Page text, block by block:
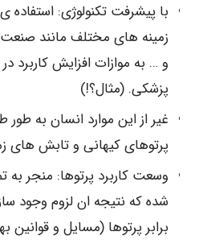
با پیشرفت تکنولوژی: استفاده
زمینه های مختلف مانند
و … به موازات افزایش کاربرد
پزشکی. (مثال؟!)
غیر از این موارد انسان به
پرتوهای کیهانی و تابش های
وسعت کاربرد پرتوها: منجر به
شده که نتیجه ان لزوم وجود
برابر پرتوها (مسایل و